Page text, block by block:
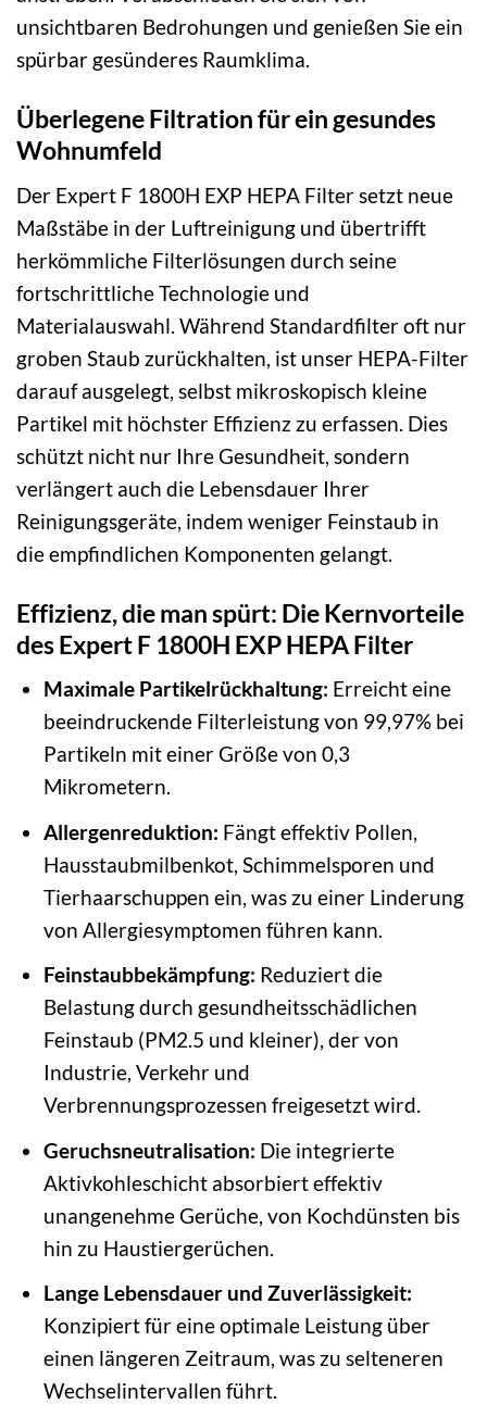
unsichtbaren Bedrohungen und genießen Sie ein
spürbar gesünderes Raumklima.
Überlegene Filtration für ein gesundes
Wohnumfeld
Der Expert F 1800H EXP HEPA Filter setzt neue
Maßstäbe in der Luftreinigung und übertrifft
herkömmliche Filterlösungen durch seine
fortschrittliche Technologie und
Materialauswahl. Während Standardfilter oft nur
groben Staub zurückhalten, ist unser HEPA-Filter
darauf ausgelegt, selbst mikroskopisch kleine
Partikel mit höchster Effizienz zu erfassen. Dies
schützt nicht nur Ihre Gesundheit, sondern
verlängert auch die Lebensdauer Ihrer
Reinigungsgeräte, indem weniger Feinstaub in
die empfindlichen Komponenten gelangt.
Effizienz, die man spürt: Die Kernvorteile
des Expert F 1800H EXP HEPA Filter
Maximale Partikelrückhaltung: Erreicht eine
beeindruckende Filterleistung von 99,97% bei
Partikeln mit einer Größe von 0,3
Mikrometern.
Allergenreduktion: Fängt effektiv Pollen,
Hausstaubmilbenkot, Schimmelsporen und
Tierhaarschuppen ein, was zu einer Linderung
von Allergiesymptomen führen kann.
Feinstaubbekämpfung: Reduziert die
Belastung durch gesundheitsschädlichen
Feinstaub (PM2.5 und kleiner), der von
Industrie, Verkehr und
Verbrennungsprozessen freigesetzt wird.
Geruchsneutralisation: Die integrierte
Aktivkohleschicht absorbiert effektiv
unangenehme Gerüche, von Kochdünsten bis
hin zu Haustiergerüchen.
Lange Lebensdauer und Zuverlässigkeit:
Konzipiert für eine optimale Leistung über
einen längeren Zeitraum, was zu selteneren
Wechselintervallen führt.